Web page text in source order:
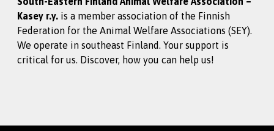
Kasey r.y. is a member association of the Finnish
Federation for the Animal Welfare Associations (SEY).
We operate in southeast Finland. Your support is
critical for us. Discover, how you can help us!